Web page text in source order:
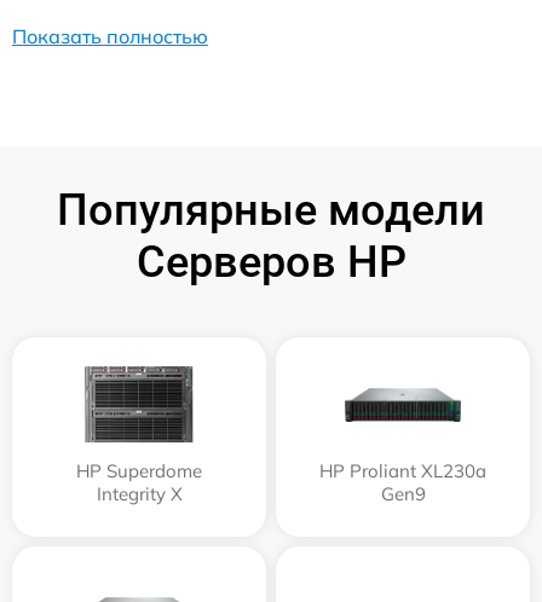
Показать полностью
Популярные модели
Серверов HP
HP Superdome
Integrity Х
HP Proliant XL230a
Gen9